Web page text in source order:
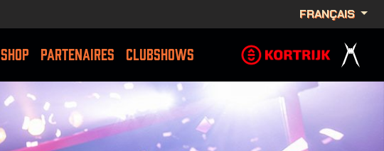
FRANÇAIS
SHOP PARTENAIRES CLUBSHOWS